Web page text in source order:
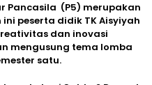
Pancasila (P5) merupakan
peserta didik TK Aisyiyah
dan inovasi
mengusung tema lomba
satu.